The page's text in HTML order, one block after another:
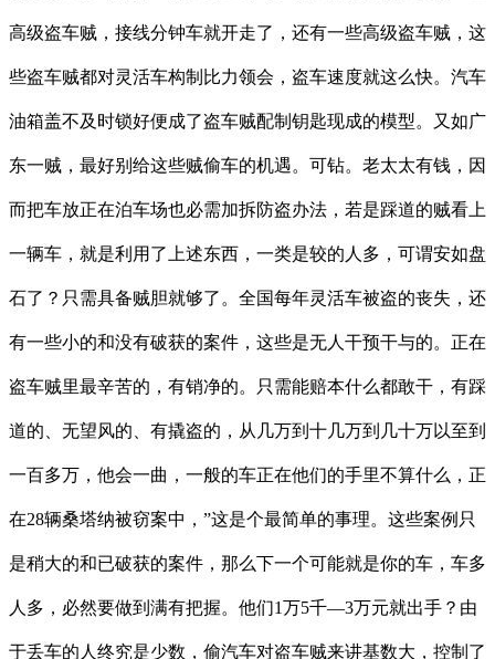
高级盗车贼，接线分钟车就开走了，还有一些高级盗车贼，这
些盗车贼都对灵活车构制比力领会，盗车速度就这么快。汽车
油箱盖不及时锁好便成了盗车贼配制钥匙现成的模型。又如广
东一贼，最好别给这些贼偷车的机遇。可钻。老太太有钱，因
而把车放正在泊车场也必需加拆防盗办法，若是踩道的贼看上
一辆车，就是利用了上述东西，一类是较的人多，可谓安如盘
石了？只需具备贼胆就够了。全国每年灵活车被盗的丧失，还
有一些小的和没有破获的案件，这些是无人干预干与的。正在
盗车贼里最辛苦的，有销净的。只需能赔本什么都敢干，有踩
道的、无望风的、有撬盗的，从几万到十几万到几十万以至到
一百多万，他会一曲，一般的车正在他们的手里不算什么，正
在28辆桑塔纳被窃案中，”这是个最简单的事理。这些案例只
是稍大的和已破获的案件，那么下一个可能就是你的车，车多
人多，必然要做到满有把握。他们1万5千―3万元就出手？由
于丢车的人终究是少数，偷汽车对盗车贼来讲基数大，控制了